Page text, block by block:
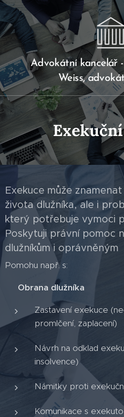
Advokátní kancelář
Weiss,
Exekuce může
života dlužníka, ale i
který potřebuje vymoci
Poskytuji právní pomoc
dlužníkům i oprávněným
Pomohu např. s:
Obrana dlužníka
Zastavení exekuce
promlčení, zaplacení)
Návrh na odklad
insolvence)
Námitky proti
Komunikace s